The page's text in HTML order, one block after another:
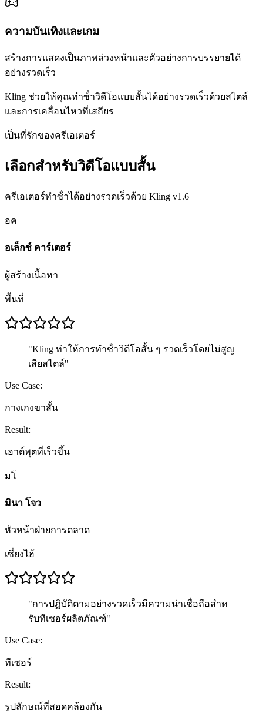
ความบันเทิงและเกม
สร้างการแสดงเป็นภาพล่วงหน้าและตัวอย่างการบรรยายได้
อย่างรวดเร็ว
Kling ช่วยให้คุณทําซ้ําวิดีโอแบบสั้นได้อย่างรวดเร็วด้วยสไตล์
และการเคลื่อนไหวที่เสถียร
เป็นที่รักของครีเอเตอร์
เลือกสําหรับวิดีโอแบบสั้น
ครีเอเตอร์ทําซ้ําได้อย่างรวดเร็วด้วย Kling v1.6
อค
อเล็กซ์ คาร์เตอร์
ผู้สร้างเนื้อหา
พื้นที่
"Kling ทําให้การทําซ้ําวิดีโอสั้น ๆ รวดเร็วโดยไม่สูญ
เสียสไตล์"
Use Case:
กางเกงขาสั้น
Result:
เอาต์พุตที่เร็วขึ้น
มโ
มินา โจว
หัวหน้าฝ่ายการตลาด
เซี่ยงไฮ้
"การปฏิบัติตามอย่างรวดเร็วมีความน่าเชื่อถือสําห
รับทีเซอร์ผลิตภัณฑ์"
Use Case:
ทีเซอร์
Result:
รูปลักษณ์ที่สอดคล้องกัน